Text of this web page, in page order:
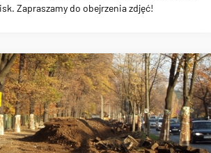
Zapraszamy do obejrzenia zdjęć!